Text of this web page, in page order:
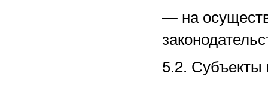
— на
5.2.